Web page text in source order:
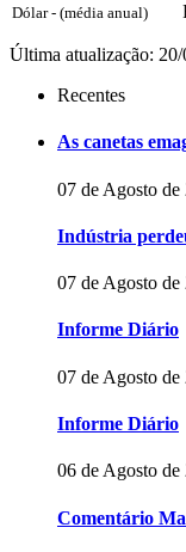
Dólar - (média anual)
Última atualização:
Recentes
As canetas
07 de Agosto de
Indústria
07 de Agosto de
Informe Diário
07 de Agosto de
Informe Diário
06 de Agosto de
Comentário